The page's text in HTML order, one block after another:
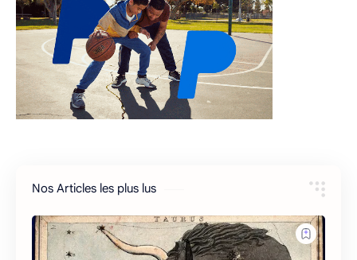
Nos Articles les plus lus